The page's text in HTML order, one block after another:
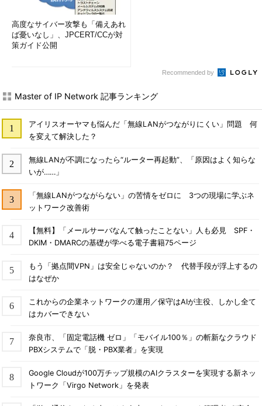
高度なサイバー攻撃も「備えあれ
ば憂いなし」、JPCERT/CCが対
策ガイド公開
Recommended by
Master of IP Network 記事ランキング
アイリスオーヤマも悩んだ「無線LANがつながりにくい」問題 何
を変えて解決した？
無線LANが不調になったら“ルーター再起動”、「原因はよく知らな
いが……」
「無線LANがつながらない」の苦情をゼロに 3つの現場に学ぶネ
ットワーク改善術
【無料】「メールサーバなんて触ったことない」人も必見 SPF・
DKIM・DMARCの基礎が学べる電子書籍75ページ
もう「拠点間VPN」は安全じゃないのか？ 代替手段が浮上するの
はなぜか
これからの企業ネットワークの運用／保守はAIが主役、しかし全て
はカバーできない
奈良市、「固定電話機 ゼロ」「モバイル100％」の斬新なクラウド
PBXシステムで「脱・PBX業者」を実現
Google Cloudが100万チップ規模のAIクラスターを実現する新ネッ
トワーク「Virgo Network」を発表